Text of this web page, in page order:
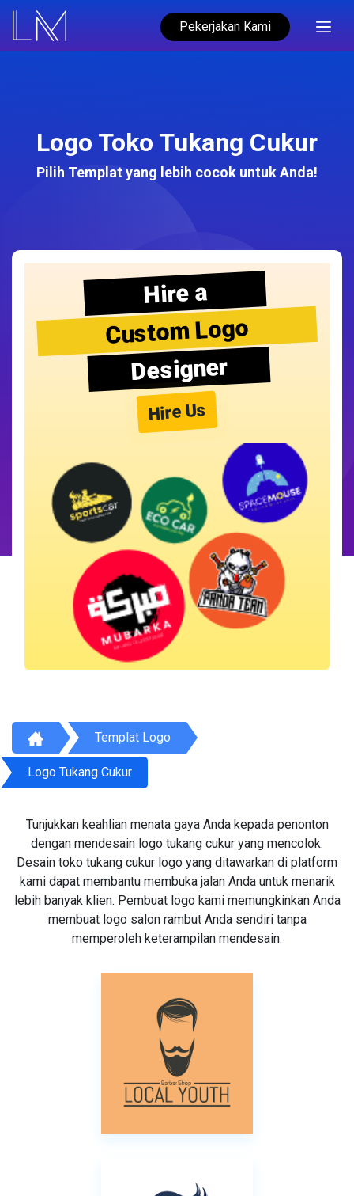
Pekerjakan Kami
Logo Toko Tukang Cukur
Pilih Templat yang lebih cocok untuk Anda!
Hire a
Custom Logo
Designer
Hire Us
Templat Logo
Logo Tukang Cukur
Tunjukkan keahlian menata gaya Anda kepada penonton
dengan mendesain logo tukang cukur yang mencolok.
Desain toko tukang cukur logo yang ditawarkan di platform
kami dapat membantu membuka jalan Anda untuk menarik
lebih banyak klien. Pembuat logo kami memungkinkan Anda
membuat logo salon rambut Anda sendiri tanpa
memperoleh keterampilan mendesain.